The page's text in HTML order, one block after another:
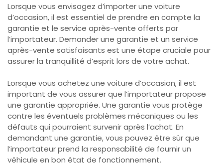
Lorsque vous envisagez d’importer une voiture
d’occasion, il est essentiel de prendre en compte la
garantie et le service après-vente offerts par
l’importateur. Demander une garantie et un service
après-vente satisfaisants est une étape cruciale pour
assurer la tranquillité d’esprit lors de votre achat.
Lorsque vous achetez une voiture d’occasion, il est
important de vous assurer que l’importateur propose
une garantie appropriée. Une garantie vous protège
contre les éventuels problèmes mécaniques ou les
défauts qui pourraient survenir après l’achat. En
demandant une garantie, vous pouvez être sûr que
l’importateur prend la responsabilité de fournir un
véhicule en bon état de fonctionnement.